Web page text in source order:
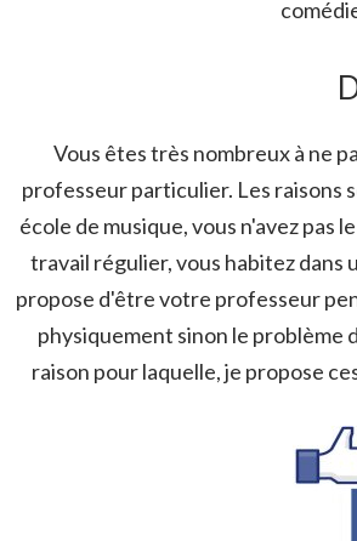
Vous êtes très nombreux à ne
professeur particulier. Les raisons
école de musique, vous n'avez pas
travail régulier, vous habitez dans
propose d'être votre professeur
physiquement sinon le problème
raison pour laquelle, je propose